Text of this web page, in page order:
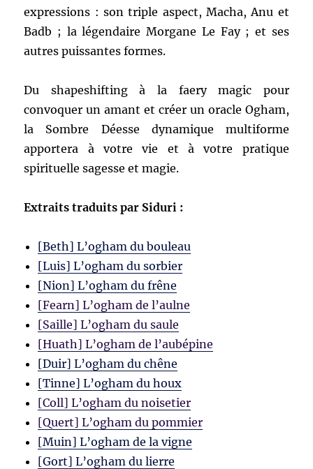
expressions : son triple aspect, Macha, Anu et
Badb ; la légendaire Morgane Le Fay ; et ses
autres puissantes formes.
Du shapeshifting à la faery magic pour
convoquer un amant et créer un oracle Ogham,
la Sombre Déesse dynamique multiforme
apportera à votre vie et à votre pratique
spirituelle sagesse et magie.
Extraits traduits par Siduri :
[Beth] L’ogham du bouleau
[Luis] L’ogham du sorbier
[Nion] L’ogham du frêne
[Fearn] L’ogham de l’aulne
[Saille] L’ogham du saule
[Huath] L’ogham de l’aubépine
[Duir] L’ogham du chêne
[Tinne] L’ogham du houx
[Coll] L’ogham du noisetier
[Quert] L’ogham du pommier
[Muin] L’ogham de la vigne
[Gort] L’ogham du lierre